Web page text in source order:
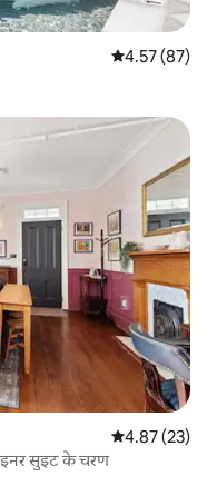
औसत रेटिंग 5 में
4.57 (87)
औसत रेटिंग 5 में
4.87 (23)
सुइट के चरण